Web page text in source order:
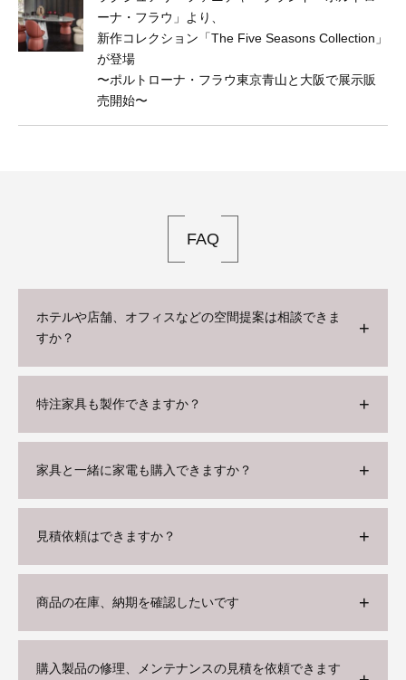
ーナ・フラウ」より、
新作コレクション「The Five Seasons Collection」
が登場
〜ポルトローナ・フラウ東京⻘山と大阪で展示販
売開始〜
FAQ
ホテルや店舗、オフィスなどの空間提案は相談できま
すか？
特注家具も製作できますか？
家具と一緒に家電も購入できますか？
見積依頼はできますか？
商品の在庫、納期を確認したいです
購入製品の修理、メンテナンスの見積を依頼できます